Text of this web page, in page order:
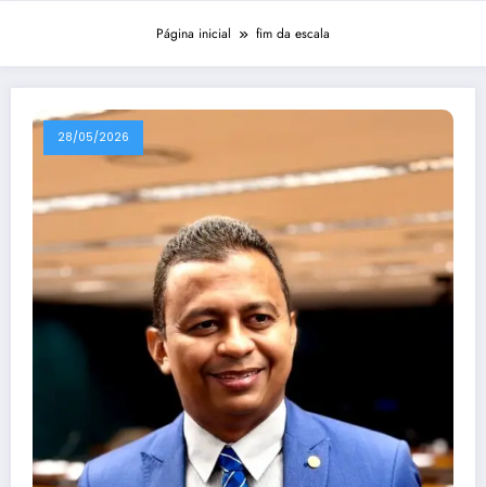
Página inicial fim da escala
28/05/2026